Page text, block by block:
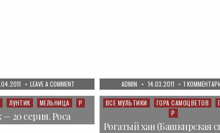
LEAVE A COMMENT
СМЕШАРИКИ
—
РЕЦЕПТ
ХОРОШЕГО
AUTHOR:
ADMIN PUBLISHED
DATE:
14.03.2011 1
ЛУНТИК МЕЛЬНИЦА Р
20 серия. Роса
Posted
ВСЕ МУЛЬТИКИ ГОРА САМОЦВЕТОВ
Р
Рогатый хан (Башкирская